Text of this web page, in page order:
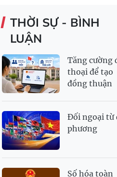
THỜI SỰ - BÌNH
LUẬN
Tăng cường
thoại để tạo
đồng thuận
Đối ngoại từ
phương
Số hóa toàn